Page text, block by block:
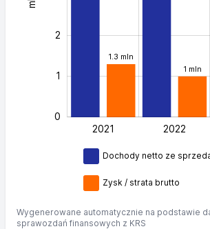
1.3 mln
1 mln
0
1
2
L
2021 2022
Dochody netto ze
Zysk / strata brutto
Wygenerowane automatycznie na podstawie
sprawozdań finansowych z KRS